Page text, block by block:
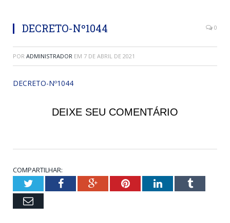
DECRETO-Nº1044 0
POR ADMINISTRADOR EM 7 DE ABRIL DE 2021
DECRETO-Nº1044
DEIXE SEU COMENTÁRIO
COMPARTILHAR:
TwitterFacebookGoogle+PinterestLinkedInTumblr
Email